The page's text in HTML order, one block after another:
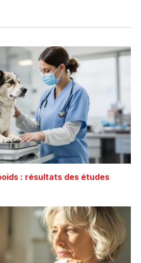
: résultats des études